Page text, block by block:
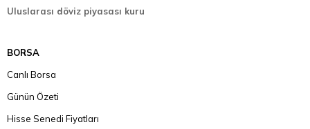
Uluslarası döviz piyasası kuru
BORSA
Canlı Borsa
Günün Özeti
Hisse Senedi Fiyatları